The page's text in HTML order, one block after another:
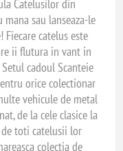
Catelusilor din
sau lanseaza-le
catelus este
ii flutura in vant in
cadoul Scanteie
orice colectionar
vehicule de metal
de la cele clasice la
toti catelusii lor
colectia de